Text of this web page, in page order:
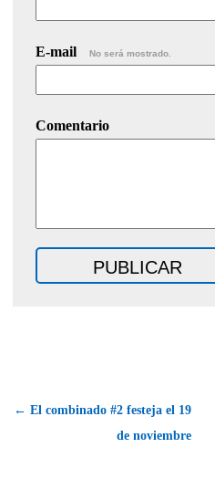
E-mail No será mostrado.
Comentario
← El combinado #2 festeja el 19
de noviembre